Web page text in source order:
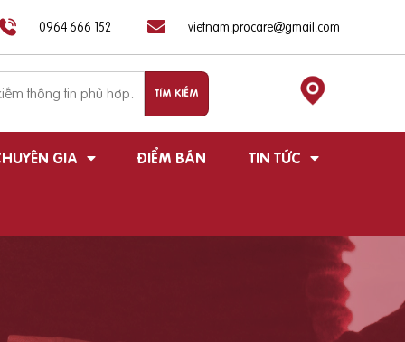
0964 666 152 vietnam.procare@gmail.com
GIA ĐIỂM BÁN TIN TỨC